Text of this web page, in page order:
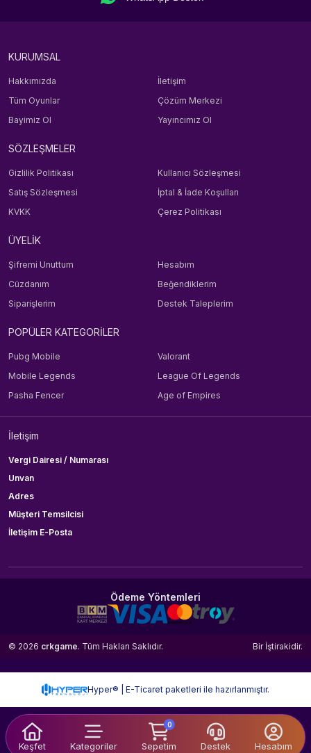
Keşfet Kategoriler
0
Sepetim Destek Hesabım
KURUMSAL
Hakkımızda
İletişim
Tüm Oyunlar
Çözüm Merkezi
Bayimiz Ol
Yayıncımız Ol
SÖZLEŞMELER
Gizlilik Politikası
Kullanıcı Sözleşmesi
Satış Sözleşmesi
İptal & İade Koşulları
KVKK
Çerez Politikası
ÜYELİK
Şifremi Unuttum
Hesabım
Cüzdanım
Beğendiklerim
Siparişlerim
Destek Taleplerim
POPÜLER KATEGORİLER
Pubg Mobile
Valorant
Mobile Legends
League Of Legends
Pasha Fencer
Age of Empires
İletişim
Vergi Dairesi / Numarası
Unvan
Adres
Müşteri Temsilcisi
İletişim E-Posta
Ödeme Yöntemleri
© 2026 crkgame. Tüm Hakları Saklıdır. Bir İştirakidir.
Hyper® | E-Ticaret paketleri ile hazırlanmıştır.